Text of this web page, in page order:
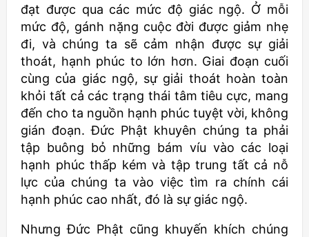
đạt được qua các mức độ giác ngộ. Ở mỗi
mức độ, gánh nặng cuộc đời được giảm nhẹ
đi, và chúng ta sẽ cảm nhận được sự giải
thoát, hạnh phúc to lớn hơn. Giai đoạn cuối
cùng của giác ngộ, sự giải thoát hoàn toàn
khỏi tất cả các trạng thái tâm tiêu cực, mang
đến cho ta nguồn hạnh phúc tuyệt vời, không
gián đoạn. Đức Phật khuyên chúng ta phải
tập buông bỏ những bám víu vào các loại
hạnh phúc thấp kém và tập trung tất cả nỗ
lực của chúng ta vào việc tìm ra chính cái
hạnh phúc cao nhất, đó là sự giác ngộ.
Nhưng Đức Phật cũng khuyến khích chúng